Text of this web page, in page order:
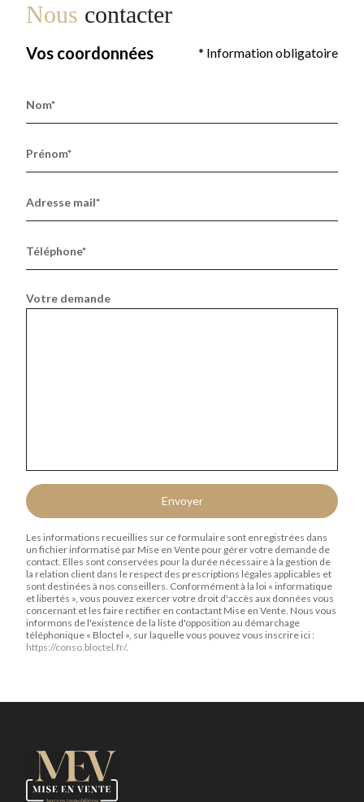
Nous contacter
Vos coordonnées * Information obligatoire
Nom*
Prénom*
Adresse mail*
Téléphone*
Votre demande
Envoyer
Les informations recueillies sur ce formulaire sont enregistrées dans
un fichier informatisé par Mise en Vente pour gérer votre demande de
contact. Elles sont conservées pour la durée nécessaire à la gestion de
la relation client dans le respect des prescriptions légales applicables et
sont destinées à nos conseillers. Conformément à la loi « informatique
et libertés », vous pouvez exercer votre droit d'accès aux données vous
concernant et les faire rectifier en contactant Mise en Vente. Nous vous
informons de l'existence de la liste d'opposition au démarchage
téléphonique « Bloctel », sur laquelle vous pouvez vous inscrire ici :
https://conso.bloctel.fr/.